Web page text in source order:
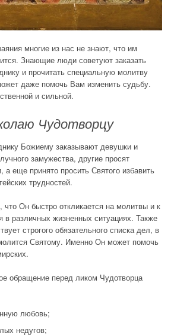
многие из нас не знают, что им
Знающие люди советуют заказать
и прочитать специальную молитву
даже помочь Вам изменить судьбу.
и сильной.
Чудотворцу
Божиему заказывают девушки и
замужества, другие просят
а еще принято просить Святого избавить
трудностей.
Он быстро откликается на молитвы и к
в различных жизненных ситуациях. Также
строгого обязательного списка дел, в
Святому. Именно Он может помочь
обращение перед ликом Чудотворца
любовь;
недугов;